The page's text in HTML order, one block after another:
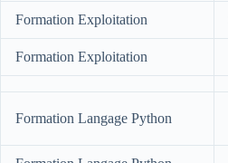
Formation Exploitation
Formation Exploitation
Formation Langage Python